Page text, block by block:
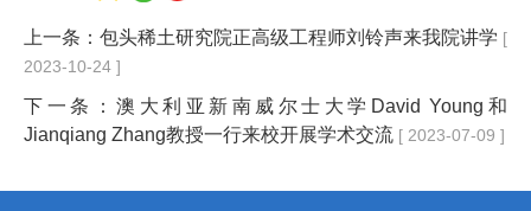
上一条： 包头稀土研究院正高级工程师刘铃声来我院讲学 [
2023-10-24 ]
下一条：澳大利亚新南威尔士大学David Young和
Jianqiang Zhang教授一行来校开展学术交流 [ 2023-07-09 ]